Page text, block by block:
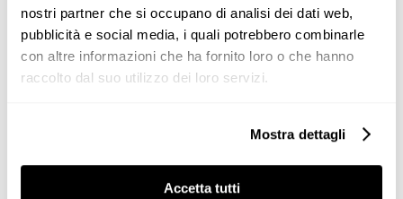
nostri partner che si occupano di analisi dei dati web,
pubblicità e social media, i quali potrebbero combinarle
con altre informazioni che ha fornito loro o che hanno
raccolto dal suo utilizzo dei loro servizi.
Mostra dettagli
Accetta tutti
Milan Design Week 2026,Milano Design Week 2026